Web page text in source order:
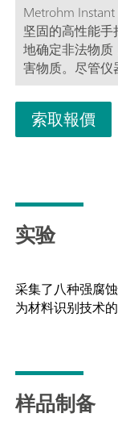
Metrohm
坚固的高性能
地确定非法物
害物质。尽管仪
用，提供有高
环绕扫描 (ORS)
件、供瓶装或
以及直角附件，
索取報價
实验
采集了八种强腐
为材料识别技术的
样品制备